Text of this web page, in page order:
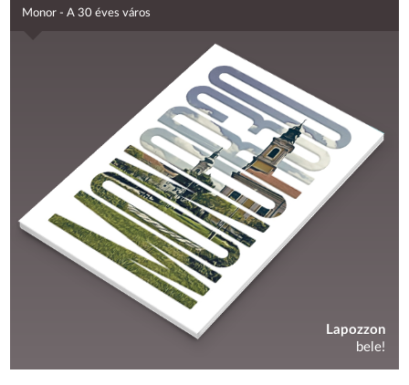
Monor - A 30 éves város
Lapozzon
bele!